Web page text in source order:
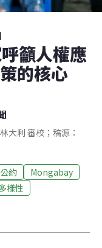
籲人權應
的核心
大利 審校；稿源：
約
Mongabay
樣性